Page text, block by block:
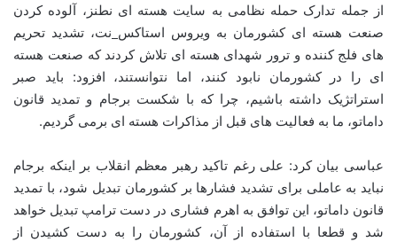
از جمله تدارک حمله نظامی به سایت هسته ای نطنز، آلوده کردن
صنعت هسته ای کشورمان به ویروس استاکس نت، تشدید تحریم
های فلج کننده و ترور شهدای هسته ای تلاش کردند که صنعت هسته
ای را در کشورمان نابود کنند، اما نتوانستند، افزود: باید صبر
استراتژیک داشته باشیم، چرا که با شکست برجام و تمدید قانون
داماتو، ما به فعالیت های قبل از مذاکرات هسته ای برمی گردیم.
عباسی بیان کرد: علی رغم تاکید رهبر معظم انقلاب بر اینکه برجام
نباید به عاملی برای تشدید فشارها بر کشورمان تبدیل شود، با تمدید
قانون داماتو، این توافق به اهرم فشاری در دست ترامپ تبدیل خواهد
شد و قطعا با استفاده از آن، کشورمان را به دست کشیدن از